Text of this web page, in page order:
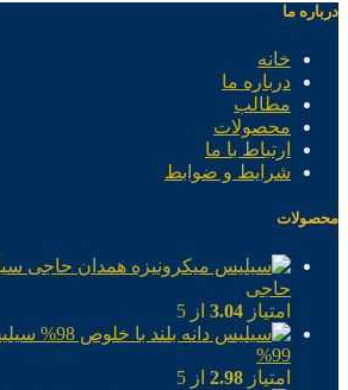
درباره ما
خانه
درباره ما
مطالب
محصولات
ارتباط با ما
شرایط و ضوابط
محصولات
حاجی
امتیاز 3.04 از 5
99%
امتیاز 2.98 از 5